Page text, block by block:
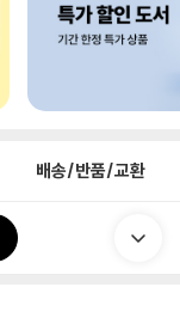
배송/반품/교환